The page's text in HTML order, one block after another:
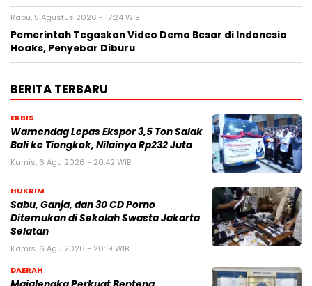
Rabu, 5 Agustus 2026 - 17:24 WIB
Pemerintah Tegaskan Video Demo Besar di Indonesia
Hoaks, Penyebar Diburu
BERITA TERBARU
EKBIS
Wamendag Lepas Ekspor 3,5 Ton Salak
Bali ke Tiongkok, Nilainya Rp232 Juta
Kamis, 6 Agu 2026 - 20:42 WIB
HUKRIM
Sabu, Ganja, dan 30 CD Porno
Ditemukan di Sekolah Swasta Jakarta
Selatan
Kamis, 6 Agu 2026 - 20:19 WIB
DAERAH